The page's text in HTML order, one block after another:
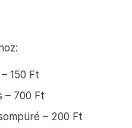
150 Ft
– 700 Ft
– 200 Ft